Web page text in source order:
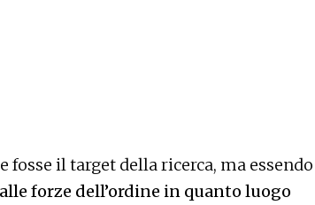
fosse il target della ricerca, ma essendo
forze dell’ordine in quanto luogo